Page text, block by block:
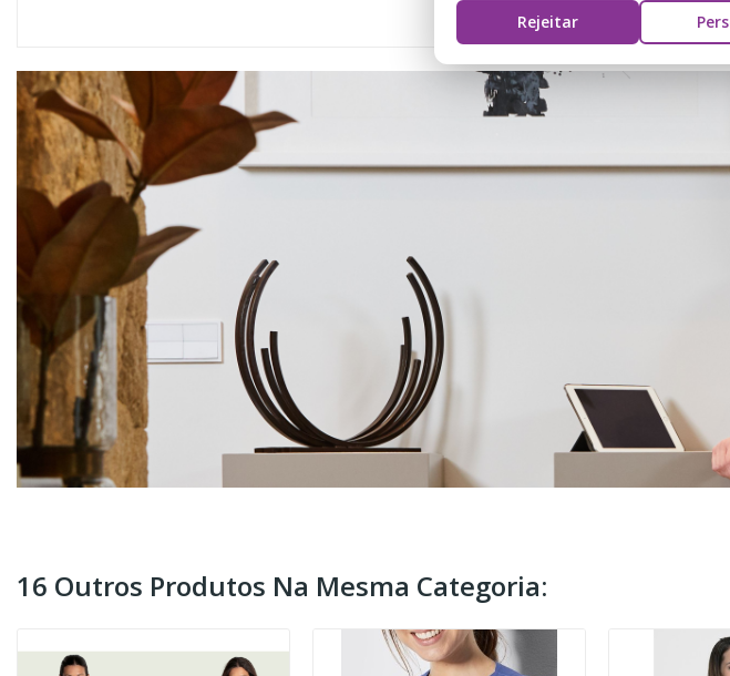
16 Outros Produtos Na Mesma Categoria:
Rejeitar